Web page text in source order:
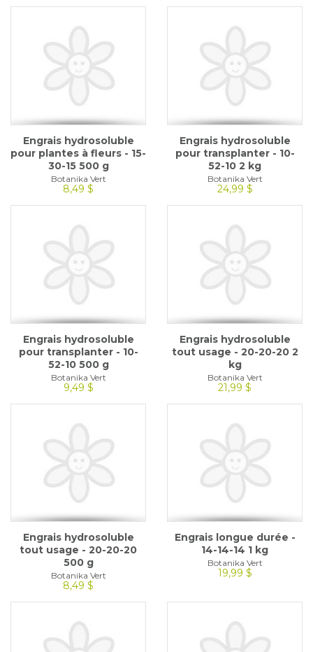
Engrais hydrosoluble
pour plantes à fleurs - 15-
30-15 500 g
Botanika Vert
8,49 $
Engrais hydrosoluble
pour transplanter - 10-
52-10 2 kg
Botanika Vert
24,99 $
Engrais hydrosoluble
pour transplanter - 10-
52-10 500 g
Botanika Vert
9,49 $
Engrais hydrosoluble
tout usage - 20-20-20 2
kg
Botanika Vert
21,99 $
Engrais hydrosoluble
tout usage - 20-20-20
500 g
Botanika Vert
8,49 $
Engrais longue durée -
14-14-14 1 kg
Botanika Vert
19,99 $